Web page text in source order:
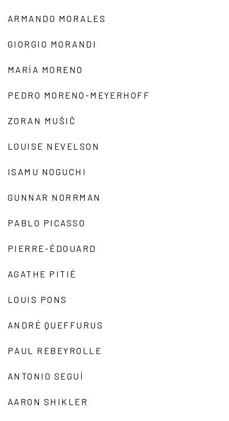
ARMANDO MORALES
GIORGIO MORANDI
MARÍA MORENO
PEDRO MORENO-MEYERHOFF
ZORAN MUŠIČ
LOUISE NEVELSON
ISAMU NOGUCHI
GUNNAR NORRMAN
PABLO PICASSO
PIERRE-ÉDOUARD
AGATHE PITIÉ
LOUIS PONS
ANDRÉ QUEFFURUS
PAUL REBEYROLLE
ANTONIO SEGUÍ
AARON SHIKLER